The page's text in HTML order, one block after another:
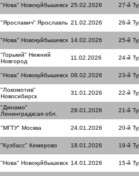
"Нова" Новокуйбышевск 25.02.2026 27-й
"Ярославич" Ярославль 21.02.2026 26-й
"Нова" Новокуйбышевск 14.02.2026 25-й
"Горький" Нижний
Новгород
11.02.2026 24-й
"Нова" Новокуйбышевск 08.02.2026 23-й
"Локомотив"
Новосибирск
31.01.2026 22-й
"Динамо"
Ленинградксая обл.
28.01.2026 21-й
"МГТУ" Москва 24.01.2026 20-й
"Кузбасс" Кемерово 18.01.2026 19-й
"Нова" Новокуйбышевск 14.01.2026 15-й